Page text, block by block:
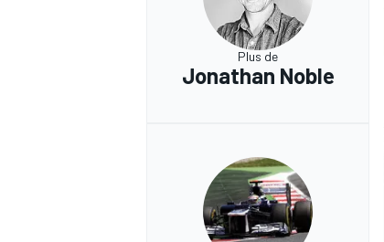
Plus de
Jonathan Noble